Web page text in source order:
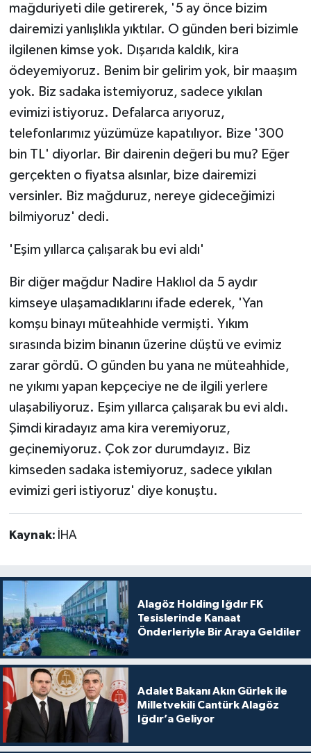
mağduriyeti dile getirerek, '5 ay önce bizim
dairemizi yanlışlıkla yıktılar. O günden beri bizimle
ilgilenen kimse yok. Dışarıda kaldık, kira
ödeyemiyoruz. Benim bir gelirim yok, bir maaşım
yok. Biz sadaka istemiyoruz, sadece yıkılan
evimizi istiyoruz. Defalarca arıyoruz,
telefonlarımız yüzümüze kapatılıyor. Bize '300
bin TL' diyorlar. Bir dairenin değeri bu mu? Eğer
gerçekten o fiyatsa alsınlar, bize dairemizi
versinler. Biz mağduruz, nereye gideceğimizi
bilmiyoruz' dedi.
'Eşim yıllarca çalışarak bu evi aldı'
Bir diğer mağdur Nadire Haklıol da 5 aydır
kimseye ulaşamadıklarını ifade ederek, 'Yan
komşu binayı müteahhide vermişti. Yıkım
sırasında bizim binanın üzerine düştü ve evimiz
zarar gördü. O günden bu yana ne müteahhide,
ne yıkımı yapan kepçeciye ne de ilgili yerlere
ulaşabiliyoruz. Eşim yıllarca çalışarak bu evi aldı.
Şimdi kiradayız ama kira veremiyoruz,
geçinemiyoruz. Çok zor durumdayız. Biz
kimseden sadaka istemiyoruz, sadece yıkılan
evimizi geri istiyoruz' diye konuştu.
Kaynak: İHA
Alagöz Holding Iğdır FK
Tesislerinde Kanaat
Önderleriyle Bir Araya Geldiler
Adalet Bakanı Akın Gürlek ile
Milletvekili Cantürk Alagöz
Iğdır’a Geliyor